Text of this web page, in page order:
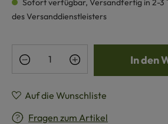
des Versanddienstleisters
Produkt Anzahl: Gib den
In den
Auf die Wunschliste
Fragen zum Artikel